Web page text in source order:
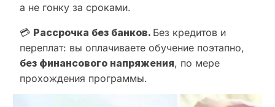
а не гонку за сроками.
💳 Рассрочка без банков. Без кредитов и
переплат: вы оплачиваете обучение поэтапно,
без финансового напряжения, по мере
прохождения программы.